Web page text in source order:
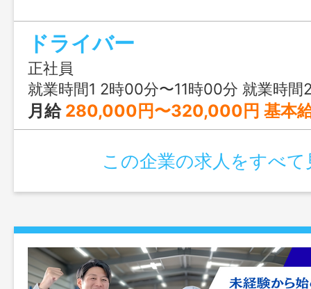
ドライバー
正社員
就業時間1 2時00分〜11時00分 就業時間2 3時00分〜12時00分 就業時間3 4時00分〜13時00分 又は 5時
月給 280,000円〜320,000円 基本給にＬＰ手当（
この企業の求人をすべて